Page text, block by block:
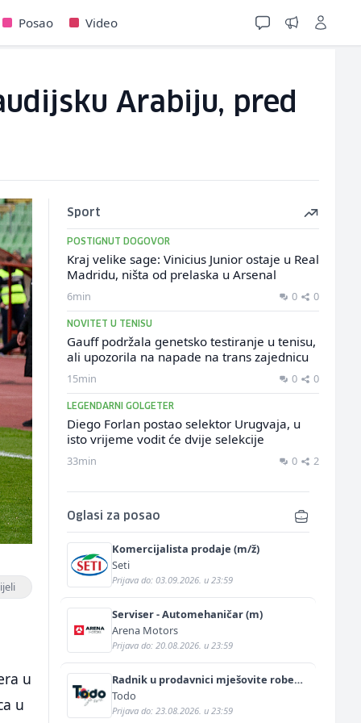
Posao Video
Arabiju, pred
u
u
Sport
POSTIGNUT DOGOVOR
Kraj velike sage: Vinicius Junior ostaje u Real
Madridu, ništa od prelaska u Arsenal
6min 0 0
NOVITET U TENISU
Gauff podržala genetsko testiranje u tenisu,
ali upozorila na napade na trans zajednicu
15min 0 0
LEGENDARNI GOLGETER
Diego Forlan postao selektor Urugvaja, u
isto vrijeme vodit će dvije selekcije
33min 0 2
Oglasi za posao
Komercijalista prodaje (m/ž)
Seti
Prijava do: 03.09.2026. u 23:59
Serviser - Automehaničar (m)
Arena Motors
Prijava do: 20.08.2026. u 23:59
Radnik u prodavnici mješovite robe
(m/ž)
Todo
Prijava do: 23.08.2026. u 23:59